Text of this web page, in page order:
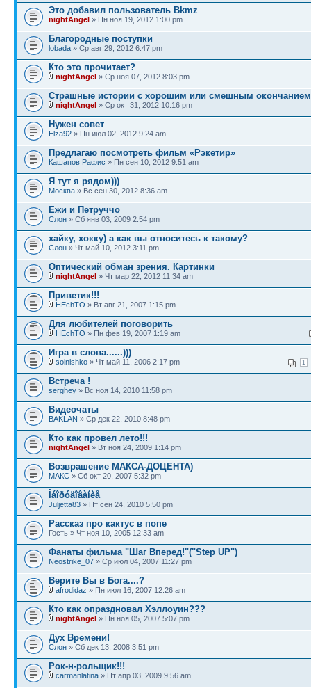
Это добавил пользователь Bkmz
nightAngel » Пн ноя 19, 2012 1:00 pm
Благородные поступки
lobada » Ср авг 29, 2012 6:47 pm
Кто это прочитает?
nightAngel » Ср ноя 07, 2012 8:03 pm
Страшные истории с хорошим или смешным окончанием
nightAngel » Ср окт 31, 2012 10:16 pm
Нужен совет
Elza92 » Пн июл 02, 2012 9:24 am
Предлагаю посмотреть фильм «Рэкетир»
Кашапов Рафис » Пн сен 10, 2012 9:51 am
Я тут я рядом)))
Москва » Вс сен 30, 2012 8:36 am
Ежи и Петруччо
Слон » Сб янв 03, 2009 2:54 pm
хайку, хокку) а как вы относитесь к такому?
Слон » Чт май 10, 2012 3:11 pm
Оптический обман зрения. Картинки
nightAngel » Чт мар 22, 2012 11:34 am
Приветик!!!
HEchTO » Вт авг 21, 2007 1:15 pm
Для любителей поговорить
HEchTO » Пн фев 19, 2007 1:19 am
Игра в слова......)))
1
solnishko » Чт май 11, 2006 2:17 pm
Встреча !
serghey » Вс ноя 14, 2010 11:58 pm
Видеочаты
BAKLAN » Ср дек 22, 2010 8:48 pm
Кто как провел лето!!!
nightAngel » Вт ноя 24, 2009 1:14 pm
Возврашение МАКСА-ДОЦЕНТА)
МАКС » Сб окт 20, 2007 5:32 pm
Îáîðóäîâàíèå
Juljetta83 » Пт сен 24, 2010 5:50 pm
Рассказ про кактус в попе
Гость » Чт ноя 10, 2005 12:33 am
Фанаты фильма "Шаг Вперед!"("Step UP")
Neostrike_07 » Ср июл 04, 2007 11:27 pm
Верите Вы в Бога....?
afrodidaz » Пн июл 16, 2007 12:26 am
Кто как опраздновал Хэллоуин???
nightAngel » Пн ноя 05, 2007 5:07 pm
Дух Времени!
Слон » Сб дек 13, 2008 3:51 pm
Рок-н-рольщик!!!
carmanlatina » Пт апр 03, 2009 9:56 am